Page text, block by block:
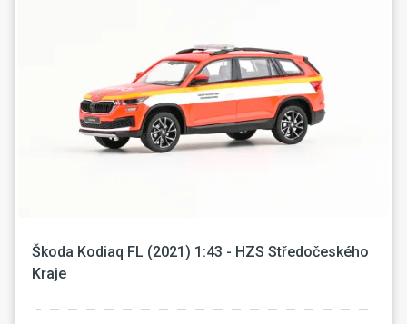
Škoda Kodiaq FL (2021) 1:43 - HZS Středočeského
Kraje